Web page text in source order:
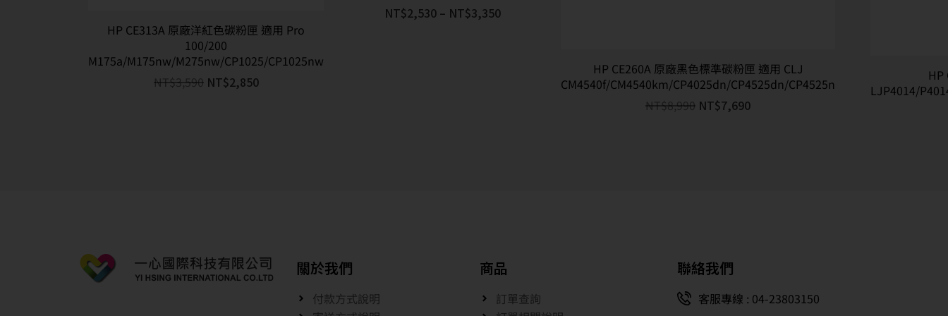
HP CE313A 原廠洋紅色碳粉匣 適用 Pro
100/200
M175a/M175nw/M275nw/CP1025/CP1025nw
NT$3,590 NT$2,850
NT$2,530 – NT$3,350
HP CE260A 原廠黑色標準碳粉匣 適用 CLJ
CM4540f/CM4540km/CP4025dn/CP4525dn/CP4525n
NT$8,990 NT$7,690
HP
LJP4014/
關於我們
付款方式說明
商品
訂單查詢
聯絡我們
客服專線 : 04-23803150